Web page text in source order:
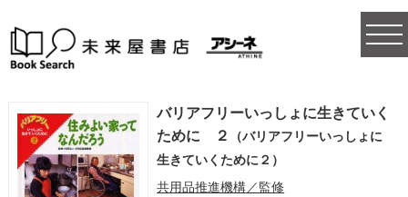
バリアフリーいっしょに生きていく
ために ２
（バリアフリーいっしょに
生きていくために２）
共用品推進機構／監修